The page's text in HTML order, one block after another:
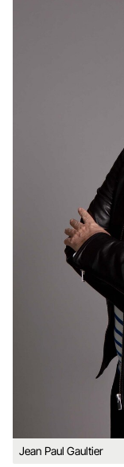
Jean Paul Gaultier